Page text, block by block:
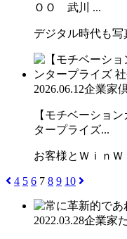
ＯＯ 武川 ...
デジタル時代も写
2026.06.12企業家
【モチベーショ
タープライズ...
お客様とＷｉｎＷ
4 5 6 7 8 9 10
2022.03.28企業家